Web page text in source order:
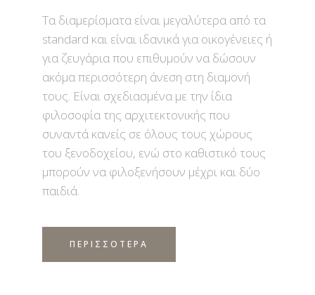
Τα διαμερίσματα είναι μεγαλύτερα από τα
standard και είναι ιδανικά για οικογένειες ή
για ζευγάρια που επιθυμούν να δώσουν
ακόμα περισσότερη άνεση στη διαμονή
τους. Είναι σχεδιασμένα με την ίδια
φιλοσοφία της αρχιτεκτονικής που
συναντά κανείς σε όλους τους χώρους
του ξενοδοχείου, ενώ στο καθιστικό τους
μπορούν να φιλοξενήσουν μέχρι και δύο
παιδιά.
ΠΕΡΙΣΣΟΤΕΡΑ